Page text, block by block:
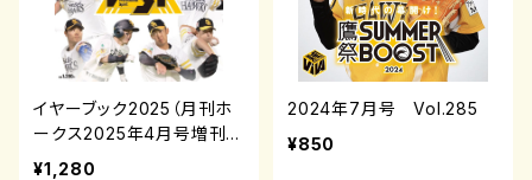
イヤーブック2025（月刊ホ
ークス2025年4月号増刊）
¥1,280
2024年7月号 Vol.285
¥850